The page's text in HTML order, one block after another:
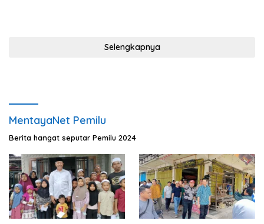
Selengkapnya
MentayaNet Pemilu
Berita hangat seputar Pemilu 2024